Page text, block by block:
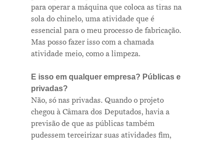
para operar a máquina que coloca as tiras na
sola do chinelo, uma atividade que é
essencial para o meu processo de fabricação.
Mas posso fazer isso com a chamada
atividade meio, como a limpeza.
E isso em qualquer empresa? Públicas e
privadas?
Não, só nas privadas. Quando o projeto
chegou à Câmara dos Deputados, havia a
previsão de que as públicas também
pudessem terceirizar suas atividades fim,